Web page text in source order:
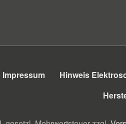
Impressum Hinweis